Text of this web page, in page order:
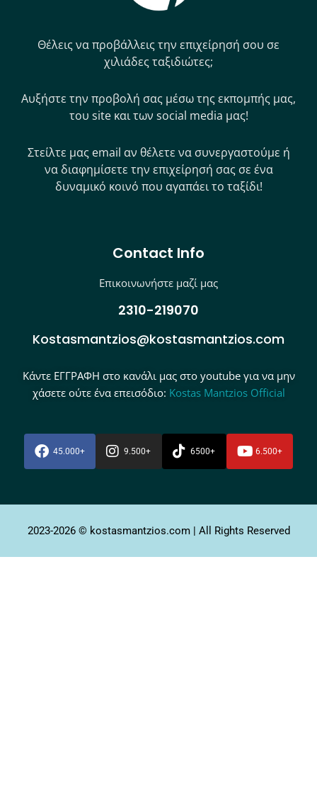
Θέλεις να προβάλλεις την επιχείρησή σου σε
χιλιάδες ταξιδιώτες;
Αυξήστε την προβολή σας μέσω της εκπομπής μας,
του site και των social media μας!
Στείλτε μας email αν θέλετε να συνεργαστούμε ή
να διαφημίσετε την επιχείρησή σας σε ένα
δυναμικό κοινό που αγαπάει το ταξίδι!
Contact Info
Επικοινωνήστε μαζί μας
2310-219070
Kostasmantzios@kostasmantzios.com
Κάντε ΕΓΓΡΑΦΗ στο κανάλι μας στο youtube για να μην
χάσετε ούτε ένα επεισόδιο: Kostas Mantzios Official
45.000+ 9.500+ 6500+ 6.500+
2023-2026 © kostasmantzios.com | All Rights Reserved